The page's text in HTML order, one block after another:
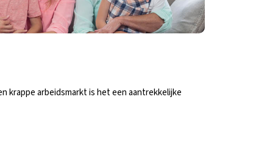
krappe arbeidsmarkt is het een aantrekkelijke